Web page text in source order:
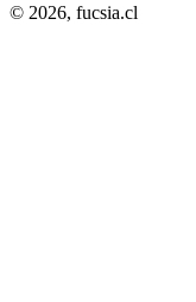
© 2026, fucsia.cl